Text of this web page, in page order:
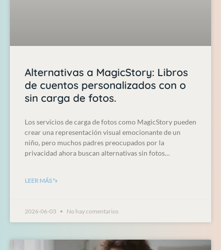
Alternativas a MagicStory: Libros
de cuentos personalizados con o
sin carga de fotos.
Los servicios de carga de fotos como MagicStory pueden
crear una representación visual emocionante de un
niño, pero muchos padres preocupados por la
privacidad ahora buscan alternativas sin fotos…
LEER MÁS "»
2026-06-03 No hay comentarios